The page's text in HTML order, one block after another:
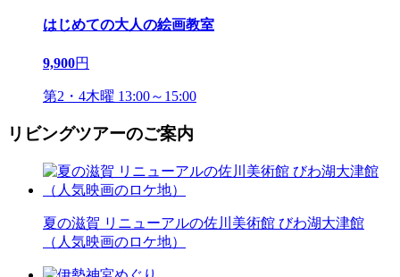
はじめての大人の絵画教室
9,900円
第2・4木曜 13:00～15:00
リビングツアーのご案内
夏の滋賀 リニューアルの佐川美術館 びわ湖大津館
（人気映画のロケ地）